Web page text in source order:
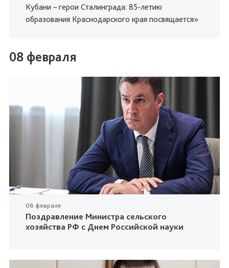
Кубани – герои Сталинграда: 85-летию
образования Краснодарского края посвящается»
08 февраля
08 февраля
Поздравление Министра сельского
хозяйства РФ с Днем Российской науки